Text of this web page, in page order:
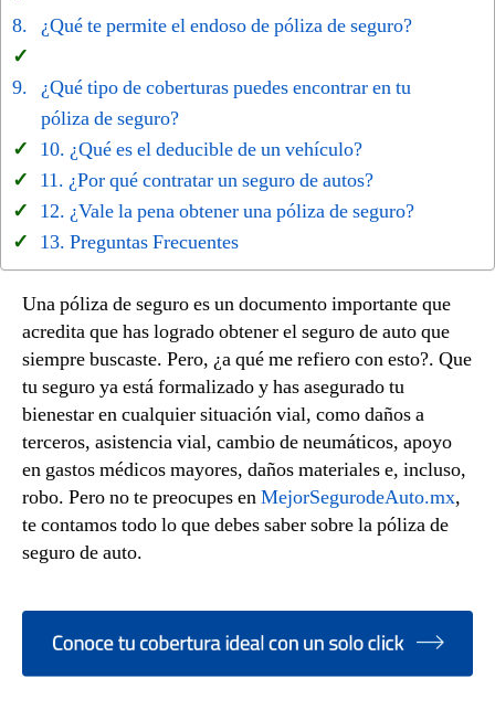
¿Qué te permite el endoso de póliza de seguro?
¿Qué tipo de coberturas puedes encontrar en tu
póliza de seguro?
¿Qué es el deducible de un vehículo?
¿Por qué contratar un seguro de autos?
¿Vale la pena obtener una póliza de seguro?
Preguntas Frecuentes
Una póliza de seguro es un documento importante que
acredita que has logrado obtener el seguro de auto que
siempre buscaste. Pero, ¿a qué me refiero con esto?. Que
tu seguro ya está formalizado y has asegurado tu
bienestar en cualquier situación vial, como daños a
terceros, asistencia vial, cambio de neumáticos, apoyo
en gastos médicos mayores, daños materiales e, incluso,
robo. Pero no te preocupes enMejorSegurodeAuto.mx,
te contamos todo lo que debes saber sobre la póliza de
seguro de auto.